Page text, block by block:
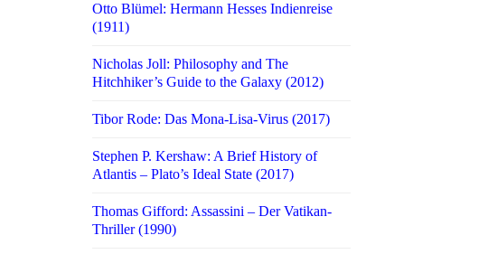
Otto Blümel: Hermann Hesses Indienreise
(1911)
Nicholas Joll: Philosophy and The
Hitchhiker’s Guide to the Galaxy (2012)
Tibor Rode: Das Mona-Lisa-Virus (2017)
Stephen P. Kershaw: A Brief History of
Atlantis – Plato’s Ideal State (2017)
Thomas Gifford: Assassini – Der Vatikan-
Thriller (1990)